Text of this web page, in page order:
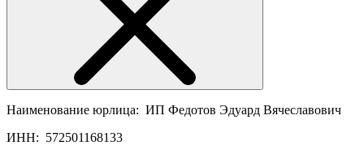
Наименование юрлица: ИП Федотов Эдуард Вячеславович
ИНН: 572501168133